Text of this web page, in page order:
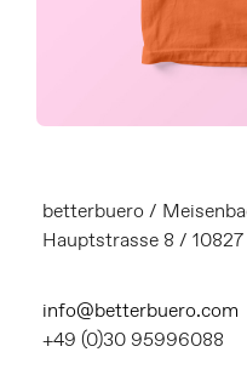
betterbuero /
Hauptstrasse 8 /
info@betterbuero.com
+49 (0)30 95996088